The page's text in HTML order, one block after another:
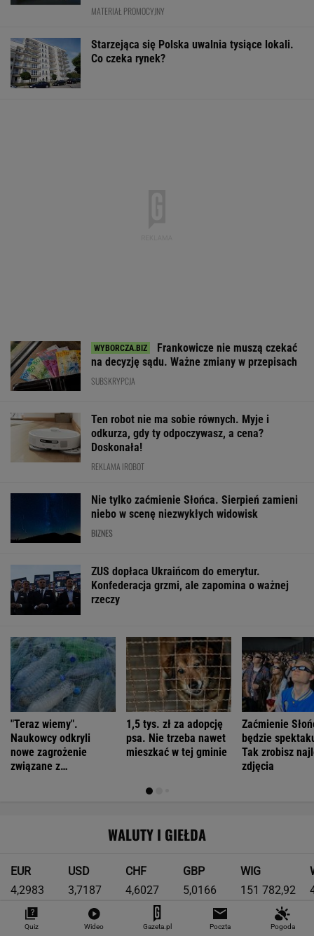
MATERIAŁ PROMOCYJNY
Starzejąca się Polska uwalnia tysiące lokali.
Co czeka rynek?
Frankowicze nie muszą czekać
na decyzję sądu. Ważne zmiany w przepisach
SUBSKRYPCJA
Ten robot nie ma sobie równych. Myje i
odkurza, gdy ty odpoczywasz, a cena?
Doskonała!
REKLAMA IROBOT
Nie tylko zaćmienie Słońca. Sierpień zamieni
niebo w scenę niezwykłych widowisk
BIZNES
ZUS dopłaca Ukraińcom do emerytur.
Konfederacja grzmi, ale zapomina o ważnej
rzeczy
"Teraz wiemy".
Naukowcy odkryli
nowe zagrożenie
związane z
1,5 tys. zł za adopcję
psa. Nie trzeba nawet
mieszkać w tej gminie
Zaćmienie
będzie
Tak zrobisz
zdjęcia
WALUTY I GIEŁDA
EUR
4,2983
-0,09%
USD
3,7187
-0,41%
CHF
4,6027
0,15%
GBP
5,0166
-0,13%
WIG
151 782,92
Quiz Wideo Gazeta.pl Poczta Pogoda